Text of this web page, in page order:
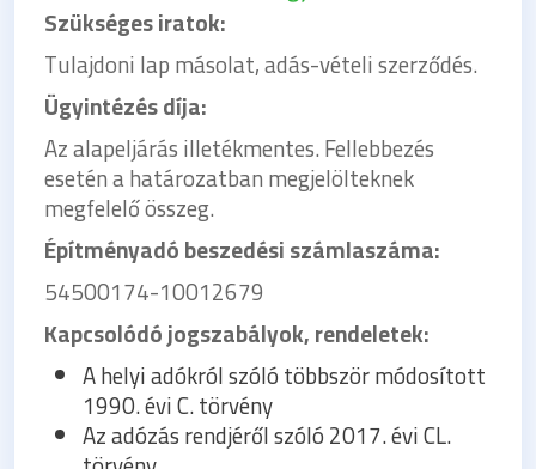
Szükséges iratok:
Tulajdoni lap másolat, adás-vételi szerződés.
Ügyintézés díja:
Az alapeljárás illetékmentes. Fellebbezés
esetén a határozatban megjelölteknek
megfelelő összeg.
Építményadó beszedési számlaszáma:
54500174-10012679
Kapcsolódó jogszabályok, rendeletek:
A helyi adókról szóló többször módosított
1990. évi C. törvény
Az adózás rendjéről szóló 2017. évi CL.